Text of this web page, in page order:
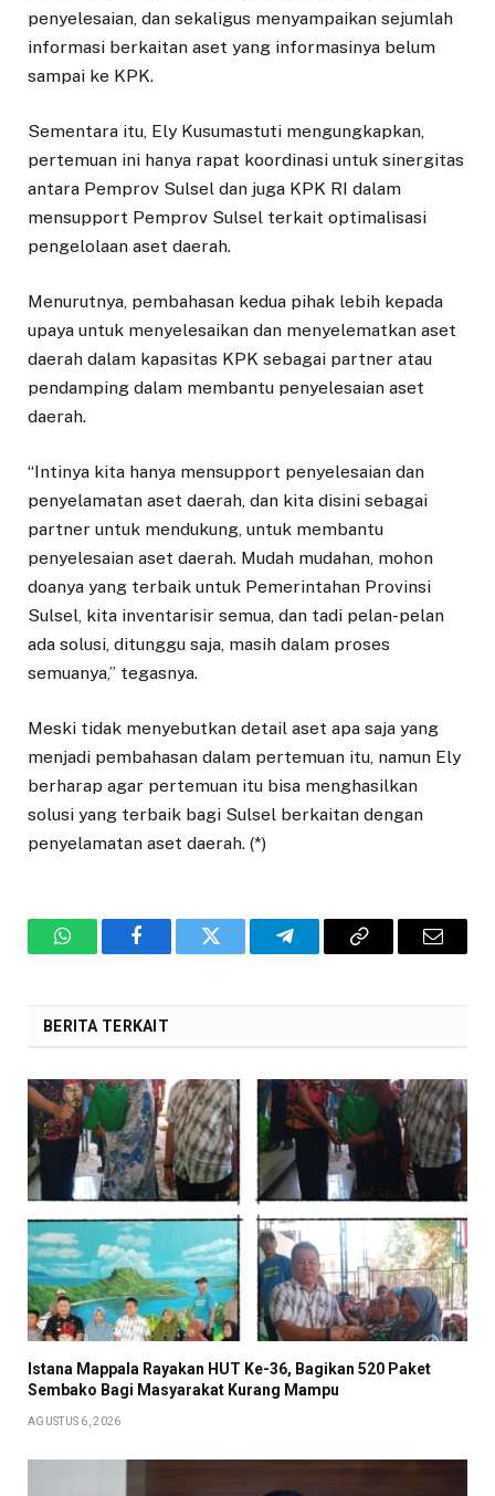
penyelesaian, dan sekaligus menyampaikan sejumlah
informasi berkaitan aset yang informasinya belum
sampai ke KPK.
Sementara itu, Ely Kusumastuti mengungkapkan,
pertemuan ini hanya rapat koordinasi untuk sinergitas
antara Pemprov Sulsel dan juga KPK RI dalam
mensupport Pemprov Sulsel terkait optimalisasi
pengelolaan aset daerah.
Menurutnya, pembahasan kedua pihak lebih kepada
upaya untuk menyelesaikan dan menyelematkan aset
daerah dalam kapasitas KPK sebagai partner atau
pendamping dalam membantu penyelesaian aset
daerah.
“Intinya kita hanya mensupport penyelesaian dan
penyelamatan aset daerah, dan kita disini sebagai
partner untuk mendukung, untuk membantu
penyelesaian aset daerah. Mudah mudahan, mohon
doanya yang terbaik untuk Pemerintahan Provinsi
Sulsel, kita inventarisir semua, dan tadi pelan-pelan
ada solusi, ditunggu saja, masih dalam proses
semuanya,” tegasnya.
Meski tidak menyebutkan detail aset apa saja yang
menjadi pembahasan dalam pertemuan itu, namun Ely
berharap agar pertemuan itu bisa menghasilkan
solusi yang terbaik bagi Sulsel berkaitan dengan
penyelamatan aset daerah. (*)
WhatsAppFacebookTwitter TelegramCopy
Email
BERITA TERKAIT
Istana Mappala Rayakan HUT Ke-36, Bagikan 520 Paket
Sembako Bagi Masyarakat Kurang Mampu
AGUSTUS 6, 2026